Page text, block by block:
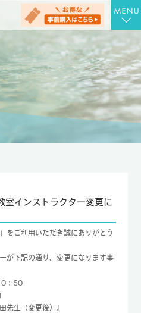
んの湯
さん膳
設 にんじむ
合せ
セス
らせ
232-8690
232-8692
室インストラクター変更に
をご利用いただき誠にありがとう
が下記の通り、変更になります事
：50
先生（変更後）』